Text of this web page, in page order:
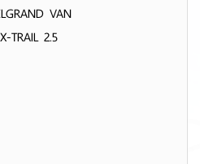
VAN
TRAIL 2.5